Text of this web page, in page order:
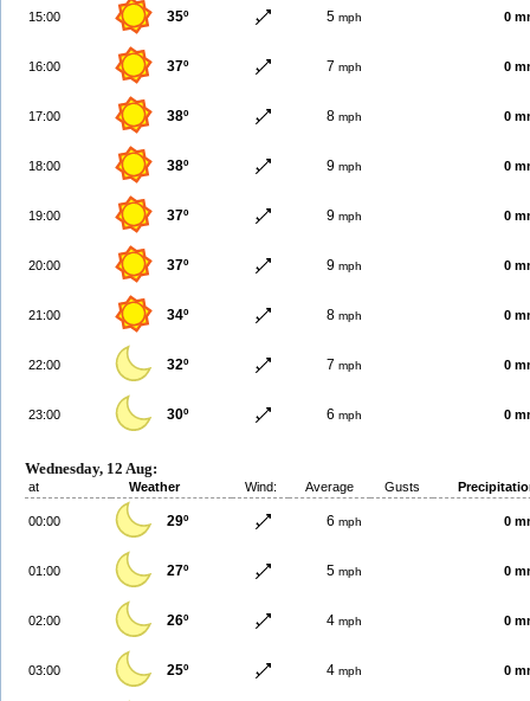
15:00 35º 5 mph 0
16:00 37º 7 mph 0
17:00 38º 8 mph 0
18:00 38º 9 mph 0
19:00 37º 9 mph 0
20:00 37º 9 mph 0
21:00 34º 8 mph 0
22:00 32º 7 mph 0
23:00 30º 6 mph 0
Wednesday, 12 Aug:
at Weather Wind: Average Gusts
00:00 29º 6 mph 0
01:00 27º 5 mph 0
02:00 26º 4 mph 0
03:00 25º 4 mph 0